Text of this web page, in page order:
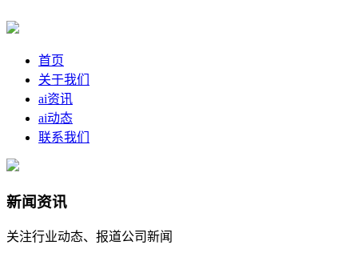
首页
关于我们
ai资讯
ai动态
联系我们
新闻资讯
关注行业动态、报道公司新闻